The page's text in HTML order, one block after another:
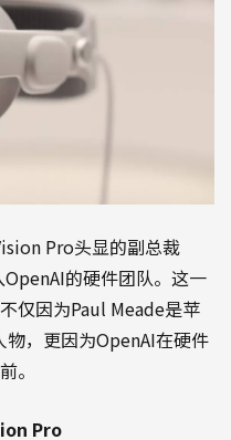
Pro头显的副总裁
的硬件团队。这一
仅因为Paul Meade是苹
，更因为OpenAI在硬件
。
Pro